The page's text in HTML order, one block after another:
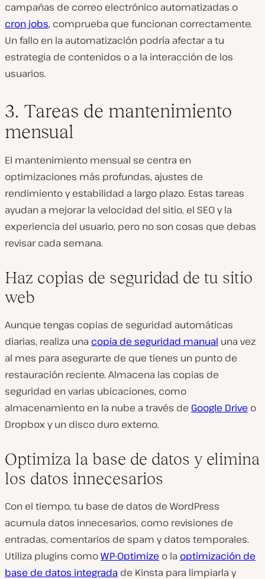
campañas de correo electrónico automatizadas o
cron jobs, comprueba que funcionan correctamente.
Un fallo en la automatización podría afectar a tu
estrategia de contenidos o a la interacción de los
usuarios.
3. Tareas de mantenimiento
mensual
El mantenimiento mensual se centra en
optimizaciones más profundas, ajustes de
rendimiento y estabilidad a largo plazo. Estas tareas
ayudan a mejorar la velocidad del sitio, el SEO y la
experiencia del usuario, pero no son cosas que debas
revisar cada semana.
Haz copias de seguridad de tu sitio
web
Aunque tengas copias de seguridad automáticas
diarias, realiza una copia de seguridad manual una vez
al mes para asegurarte de que tienes un punto de
restauración reciente. Almacena las copias de
seguridad en varias ubicaciones, como
almacenamiento en la nube a través de Google Drive o
Dropbox y un disco duro externo.
Optimiza la base de datos y elimina
los datos innecesarios
Con el tiempo, tu base de datos de WordPress
acumula datos innecesarios, como revisiones de
entradas, comentarios de spam y datos temporales.
Utiliza plugins comoWP-Optimize o la optimización de
base de datos integrada de Kinsta para limpiarla y